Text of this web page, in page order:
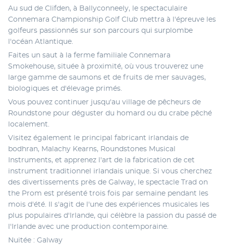
Au sud de Clifden, à Ballyconneely, le spectaculaire
Connemara Championship Golf Club mettra à l'épreuve les
golfeurs passionnés sur son parcours qui surplombe
l'océan Atlantique.
Faites un saut à la ferme familiale Connemara
Smokehouse, située à proximité, où vous trouverez une
large gamme de saumons et de fruits de mer sauvages,
biologiques et d'élevage primés.
Vous pouvez continuer jusqu'au village de pêcheurs de
Roundstone pour déguster du homard ou du crabe pêché
localement.
Visitez également le principal fabricant irlandais de
bodhran, Malachy Kearns, Roundstones Musical
Instruments, et apprenez l'art de la fabrication de cet
instrument traditionnel irlandais unique. Si vous cherchez
des divertissements près de Galway, le spectacle Trad on
the Prom est présenté trois fois par semaine pendant les
mois d'été. Il s'agit de l'une des expériences musicales les
plus populaires d'Irlande, qui célèbre la passion du passé de
l'Irlande avec une production contemporaine.
Nuitée : Galway